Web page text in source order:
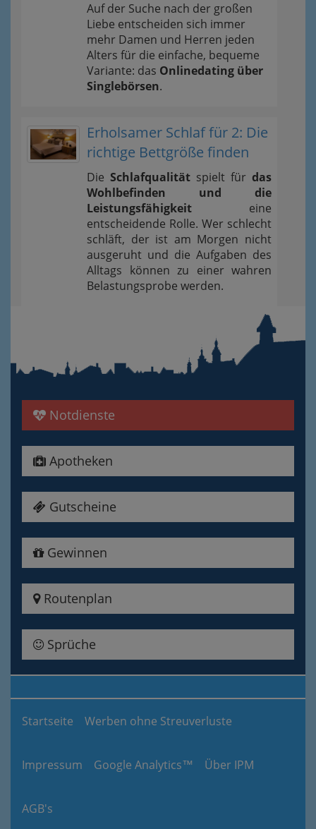
Auf der Suche nach der großen
Liebe entscheiden sich immer
mehr Damen und Herren jeden
Alters für die einfache, bequeme
Variante: das Onlinedating über
Singlebörsen.
Erholsamer Schlaf für 2: Die
richtige Bettgröße finden
Die Schlafqualität spielt für das
Wohlbefinden und die
Leistungsfähigkeit eine
entscheidende Rolle. Wer schlecht
schläft, der ist am Morgen nicht
ausgeruht und die Aufgaben des
Alltags können zu einer wahren
Belastungsprobe werden.
Notdienste
Apotheken
Gutscheine
Gewinnen
Routenplan
Sprüche
Startseite Werben ohne Streuverluste
Impressum Google Analytics™ Über IPM
AGB's